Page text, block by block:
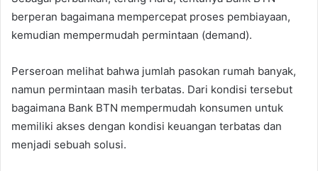
berperan bagaimana mempercepat proses pembiayaan,
kemudian mempermudah permintaan (demand).
Perseroan melihat bahwa jumlah pasokan rumah banyak,
namun permintaan masih terbatas. Dari kondisi tersebut
bagaimana Bank BTN mempermudah konsumen untuk
memiliki akses dengan kondisi keuangan terbatas dan
menjadi sebuah solusi.